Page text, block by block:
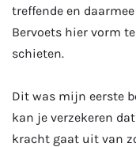
treffende en
Bervoets hier vorm
schieten.
Dit was mijn eerste
kan je verzekeren
kracht gaat uit van